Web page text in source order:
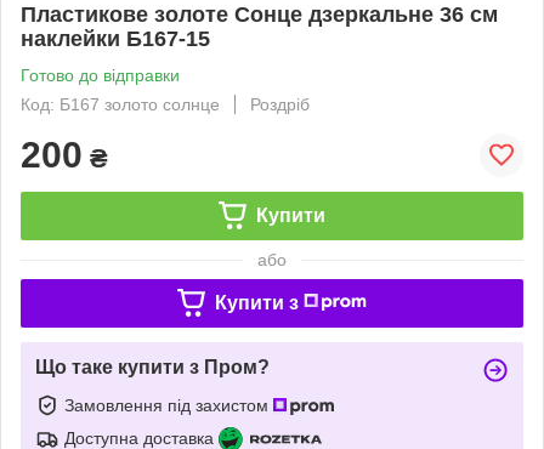
Пластикове золоте Сонце дзеркальне 36 см
наклейки Б167-15
Готово до відправки
Код: Б167 золото солнце
Роздріб
200 ₴
Купити
або
Купити з
Що таке купити з Пром?
Замовлення під захистом
Доступна доставка